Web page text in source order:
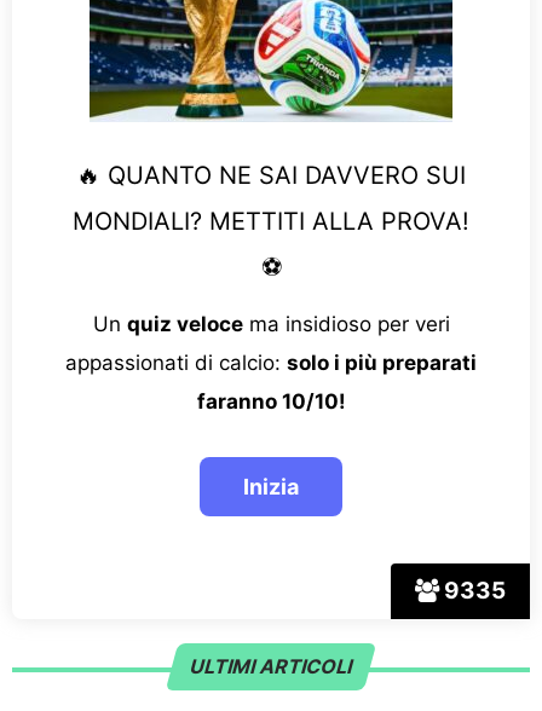
9335
🔥 QUANTO NE SAI DAVVERO SUI
MONDIALI? METTITI ALLA PROVA!
⚽
Un quiz velocema insidioso per veri
appassionati di calcio: solo i più preparati
faranno 10/10!
ULTIMI ARTICOLI